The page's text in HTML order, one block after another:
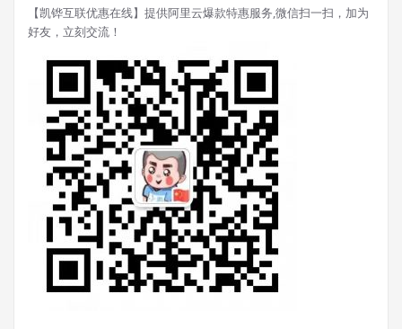
【凯铧互联优惠在线】提供阿里云爆款特惠服务,微信扫一扫，加为
好友，立刻交流！